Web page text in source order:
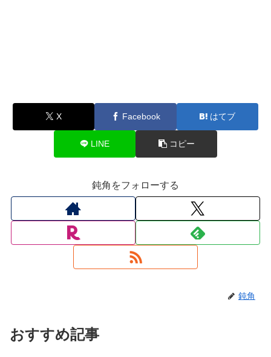
X Facebook はてブ
LINE コピー
鈍角をフォローする
鈍角
おすすめ記事